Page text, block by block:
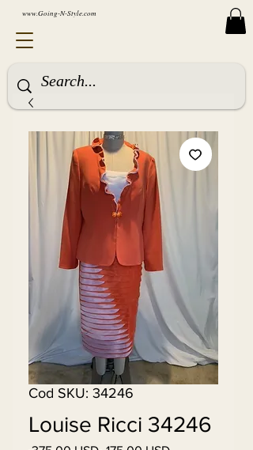
www.Going-N-Style.com
Cod SKU: 34246
Louise Ricci 34246